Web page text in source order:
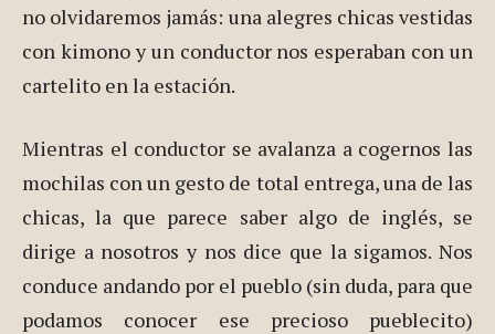
no olvidaremos jamás: una alegres chicas vestidas
con kimono y un conductor nos esperaban con un
cartelito en la estación.
Mientras el conductor se avalanza a cogernos las
mochilas con un gesto de total entrega, una de las
chicas, la que parece saber algo de inglés, se
dirige a nosotros y nos dice que la sigamos. Nos
conduce andando por el pueblo (sin duda, para que
podamos conocer ese precioso pueblecito)